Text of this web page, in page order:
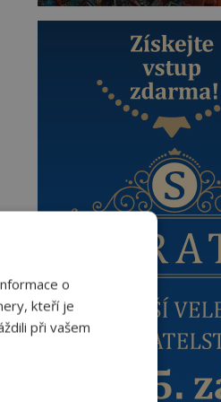
o
kteří je
při vašem